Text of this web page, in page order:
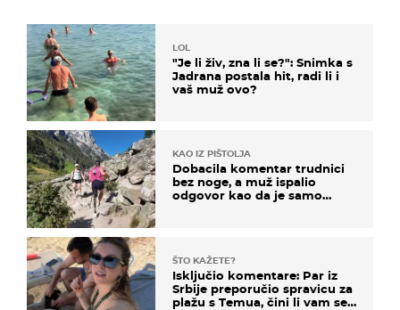
LOL
"Je li živ, zna li se?": Snimka s
Jadrana postala hit, radi li i
vaš muž ovo?
KAO IZ PIŠTOLJA
Dobacila komentar trudnici
bez noge, a muž ispalio
odgovor kao da je samo
ŠTO KAŽETE?
Isključio komentare: Par iz
Srbije preporučio spravicu za
plažu s Temua, čini li vam se